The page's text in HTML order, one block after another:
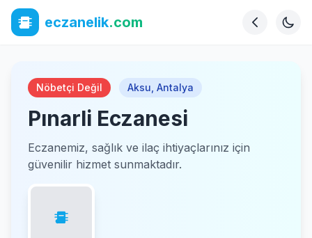
eczanelik.com
Nöbetçi Değil Aksu Antalya
Pınarli Eczanesi
Eczanemiz, sağlık ve ilaç ihtiyaçlarınız için
güvenilir hizmet sunmaktadır.